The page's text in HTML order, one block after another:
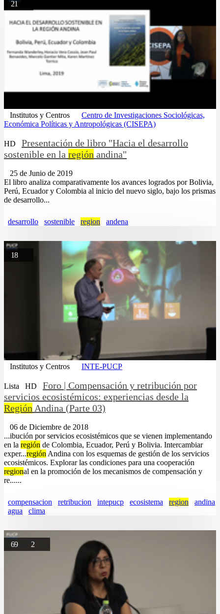
21
Institutos y Centros
Centro de Investigaciones Sociológicas,
Económica Políticas y Antropológicas (CISEPA)
HD
Presentación de libro "Hacia el desarrollo
sostenible en la región andina"
25 de Junio de 2019
El libro analiza comparativamente los avances logrados por Bolivia,
Perú, Ecuador y Colombia al inicio del nuevo siglo, bajo los prismas
de desarrollo...
desarrollo sostenible region andena
18
Institutos y Centros INTE-PUCP
Lista HD
Foro | Compensación y retribución por
servicios ecosistémicos: experiencias desde la
Región Andina (Parte 03)
06 de Diciembre de 2018
...ibución por servicios ecosistémicos que se vienen implementando
en la región de Colombia, Ecuador, Perú y Bolivia. Intercambiar
exper...región Andina con los esquemas de gestión de los servicios
ecosistémicos. Explorar las condiciones para una cooperación
regional en la promoción de los mecanismos de compensación y
re......
compensacion retribucion intepucp ecosistema region
andina
agua
clima
69 2